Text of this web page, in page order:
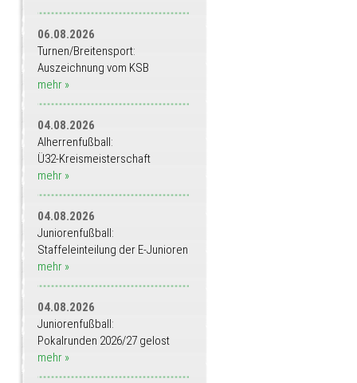
06.08.2026
Turnen/Breitensport:
Auszeichnung vom KSB
mehr »
04.08.2026
Alherrenfußball:
Ü32-Kreismeisterschaft
mehr »
04.08.2026
Juniorenfußball:
Staffeleinteilung der E-Junioren
mehr »
04.08.2026
Juniorenfußball:
Pokalrunden 2026/27 gelost
mehr »